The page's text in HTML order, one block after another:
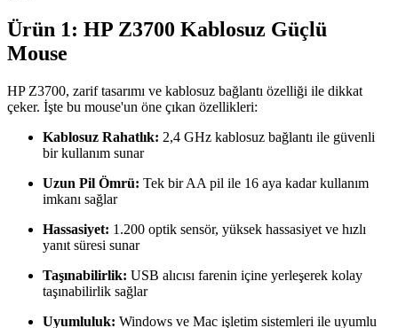
Ürün 1: HP Z3700 Kablosuz Güçlü
Mouse
HP Z3700, zarif tasarımı ve kablosuz bağlantı özelliği ile dikkat
çeker. İşte bu mouse'un öne çıkan özellikleri:
Kablosuz Rahatlık: 2,4 GHz kablosuz bağlantı ile güvenli
bir kullanım sunar
Uzun Pil Ömrü: Tek bir AA pil ile 16 aya kadar kullanım
imkanı sağlar
Hassasiyet: 1.200 optik sensör, yüksek hassasiyet ve hızlı
yanıt süresi sunar
Taşınabilirlik: USB alıcısı farenin içine yerleşerek kolay
taşınabilirlik sağlar
Uyumluluk: Windows ve Mac işletim sistemleri ile uyumlu